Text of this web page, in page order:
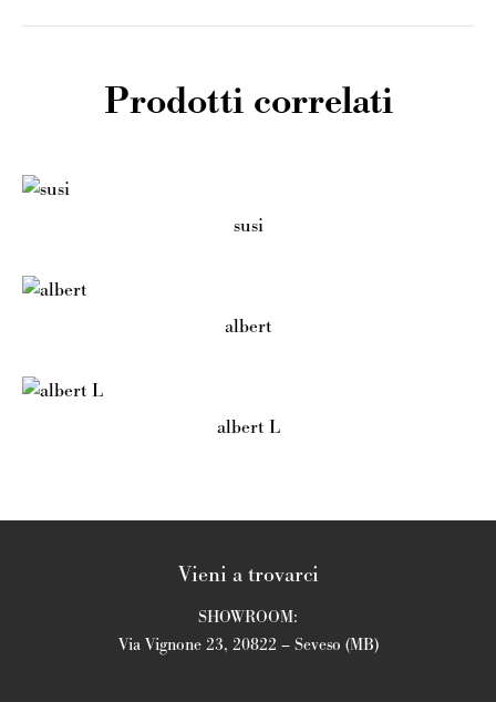
Prodotti correlati
susi
albert
albert L
Vieni a trovarci
SHOWROOM:
Via Vignone 23, 20822 – Seveso (MB)